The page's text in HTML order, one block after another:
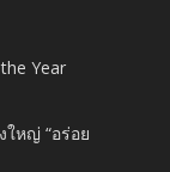
Year
หญ่ “อร่อย